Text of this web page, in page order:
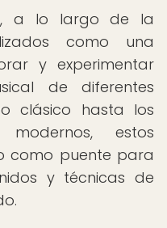
a lo largo de la
como una
y experimentar
de diferentes
clásico hasta los
modernos, estos
como puente para
y técnicas de